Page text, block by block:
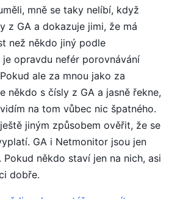
mně se taky nelíbí, když
z GA a dokazuje jimi, že má
než někdo jiný podle
opravdu nefér porovnávání
ale za mnou jako za
někdo s čísly z GA a jasně řekne,
na tom vůbec nic špatného.
jiným způsobem ověřit, že se
GA i Netmonitor jsou jen
Pokud někdo staví jen na nich, asi
dobře.